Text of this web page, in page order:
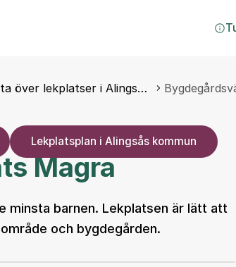
över lekplatser i Alings…
Lekplatsplan i Alingsås kommun
Magra
minsta barnen. Lekplatsen är lätt att
och bygdegården.